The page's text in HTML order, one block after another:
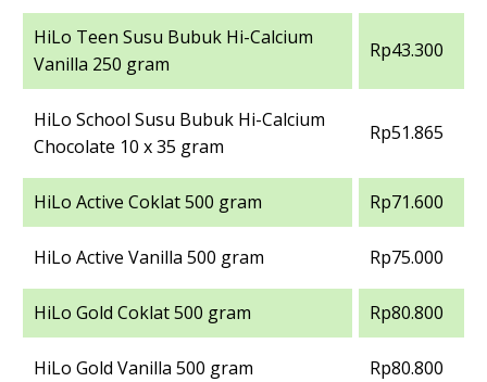
HiLo Teen Susu Bubuk Hi-Calcium
Vanilla 250 gram
Rp43.300
HiLo School Susu Bubuk Hi-Calcium
Chocolate 10 x 35 gram
Rp51.865
HiLo Active Coklat 500 gram Rp71.600
HiLo Active Vanilla 500 gram Rp75.000
HiLo Gold Coklat 500 gram Rp80.800
HiLo Gold Vanilla 500 gram Rp80.800